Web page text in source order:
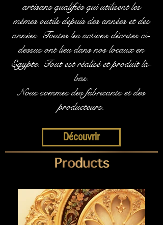
artisans qualifiés qui utilisent les
mêmes outils depuis des années et des
années. Toutes les actions décrites ci-
dessus ont lieu dans nos locaux en
Egypte. Tout est réalisé et produit là-
bas.
Nous sommes des fabricants et des
producteurs.
Découvrir